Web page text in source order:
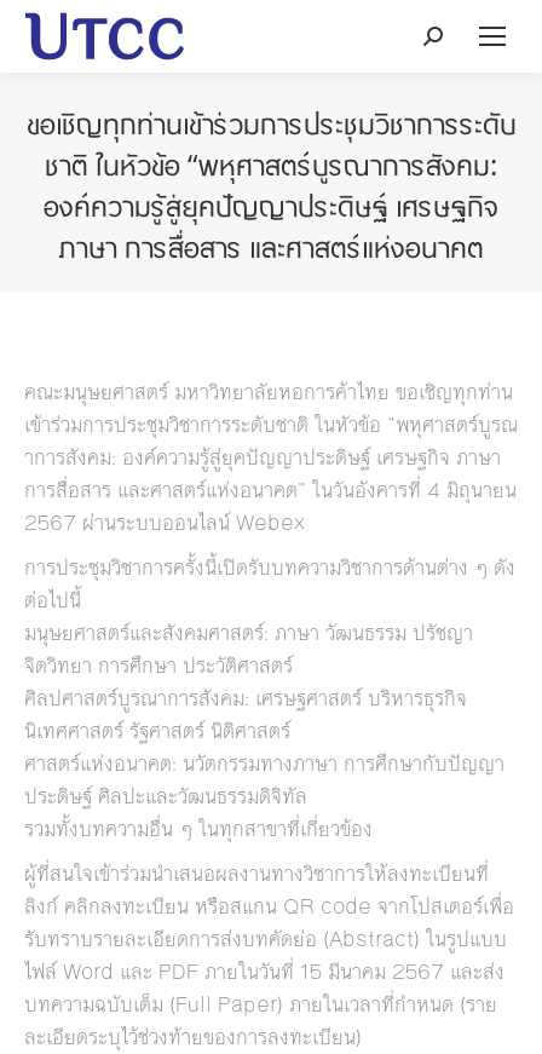
Search:
ขอเชิญทุกท่านเข้าร่วมการประชุมวิชาการระดับ
ชาติ ในหัวข้อ “พหุศาสตร์บูรณาการสังคม:
องค์ความรู้สู่ยุคปัญญาประดิษฐ์ เศรษฐกิจ
ภาษา การสื่อสาร และศาสตร์แห่งอนาคต
คณะมนุษยศาสตร์ มหาวิทยาลัยหอการค้าไทย ขอเชิญทุกท่าน
เข้าร่วมการประชุมวิชาการระดับชาติ ในหัวข้อ “พหุศาสตร์บูรณ
าการสังคม: องค์ความรู้สู่ยุคปัญญาประดิษฐ์ เศรษฐกิจ ภาษา
การสื่อสาร และศาสตร์แห่งอนาคต” ในวันอังคารที่ 4 มิถุนายน
2567 ผ่านระบบออนไลน์ Webex
การประชุมวิชาการครั้งนี้เปิดรับบทความวิชาการด้านต่าง ๆ ดัง
ต่อไปนี้
มนุษยศาสตร์และสังคมศาสตร์: ภาษา วัฒนธรรม ปรัชญา
จิตวิทยา การศึกษา ประวัติศาสตร์
ศิลปศาสตร์บูรณาการสังคม: เศรษฐศาสตร์ บริหารธุรกิจ
นิเทศศาสตร์ รัฐศาสตร์ นิติศาสตร์
ศาสตร์แห่งอนาคต: นวัตกรรมทางภาษา การศึกษากับปัญญา
ประดิษฐ์ ศิลปะและวัฒนธรรมดิจิทัล
รวมทั้งบทความอื่น ๆ ในทุกสาขาที่เกี่ยวข้อง
ผู้ที่สนใจเข้าร่วมนำเสนอผลงานทางวิชาการให้ลงทะเบียนที่
ลิงก์คลิกลงทะเบียน หรือสแกน QR code จากโปสเตอร์เพื่อ
รับทราบรายละเอียดการส่งบทคัดย่อ (Abstract) ในรูปแบบ
ไฟล์ Word และ PDF ภายในวันที่ 15 มีนาคม 2567 และส่ง
บทความฉบับเต็ม (Full Paper) ภายในเวลาที่กำหนด (ราย
ละเอียดระบุไว้ช่วงท้ายของการลงทะเบียน)